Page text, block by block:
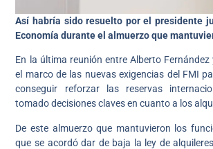
Así habría sido resuelto por el presidente
Economía durante el almuerzo que
En la última reunión entre Alberto Fernández
el marco de las nuevas exigencias del FMI
conseguir reforzar las reservas
tomado decisiones claves en cuanto a los
De este almuerzo que mantuvieron los
que se acordó dar de baja la ley de